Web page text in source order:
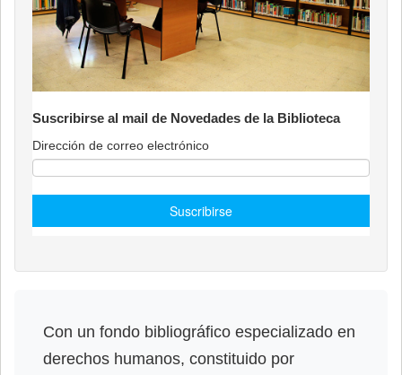
Suscribirse al mail de Novedades de la Biblioteca
Dirección de correo electrónico
Con un fondo bibliográfico especializado en
derechos humanos, constituido por